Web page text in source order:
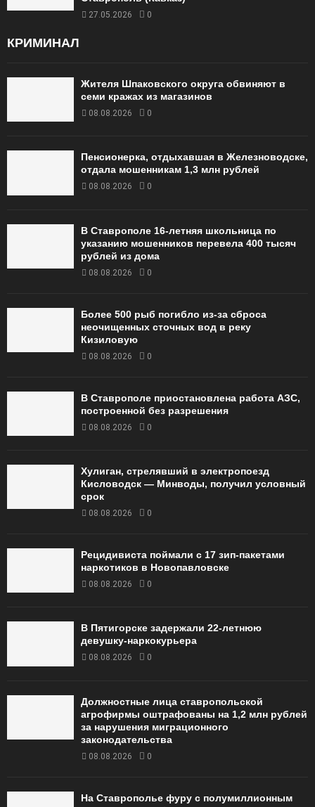
27.05.2026 0
КРИМИНАЛ
Жителя Шпаковского округа обвиняют в
семи кражах из магазинов
08.08.2026 0
Пенсионерка, отдыхавшая в Железноводске,
отдала мошенникам 1,3 млн рублей
08.08.2026 0
В Ставрополе 16-летняя школьница по
указанию мошенников перевела 400 тысяч
рублей из дома
08.08.2026 0
Более 500 рыб погибло из-за сброса
неочищенных сточных вод в реку
Кизиловую
08.08.2026 0
В Ставрополе приостановлена работа АЗС,
построенной без разрешения
08.08.2026 0
Хулиган, стрелявший в электропоезд
Кисловодск — Минводы, получил условный
срок
08.08.2026 0
Рецидивиста поймали с 17 зип-пакетами
наркотиков в Новопавловске
08.08.2026 0
В Пятигорске задержали 22-летнюю
девушку-наркокурьера
08.08.2026 0
Должностные лица ставропольской
агрофирмы оштрафованы на 1,2 млн рублей
за нарушения миграционного
законодательства
08.08.2026 0
На Ставрополье фуру с полумиллионным